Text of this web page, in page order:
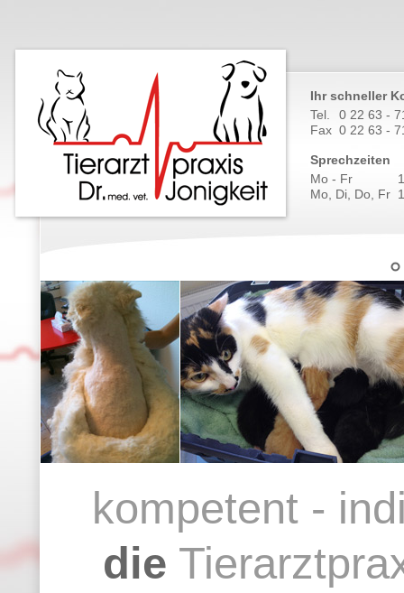
Ihr schneller
Tel.
0 22 63 -
Fax 0 22 63 -
Sprechzeiten
Mo - Fr
Mo, Di, Do, Fr
kompetent -
die